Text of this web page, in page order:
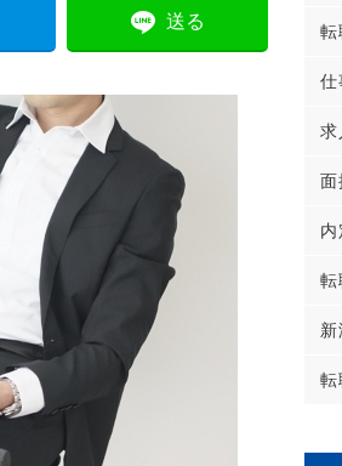
送る 転
仕
求
面
転
転